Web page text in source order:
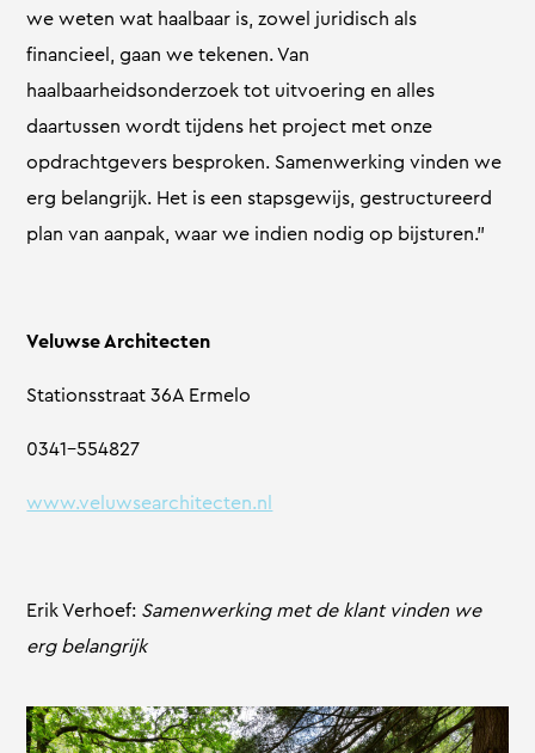
we weten wat haalbaar is, zowel juridisch als
financieel, gaan we tekenen. Van
haalbaarheidsonderzoek tot uitvoering en alles
daartussen wordt tijdens het project met onze
opdrachtgevers besproken. Samenwerking vinden we
erg belangrijk. Het is een stapsgewijs, gestructureerd
plan van aanpak, waar we indien nodig op bijsturen.”
Veluwse Architecten
Stationsstraat 36A Ermelo
0341-554827
www.veluwsearchitecten.nl
Erik Verhoef: Samenwerking met de klant vinden we
erg belangrijk